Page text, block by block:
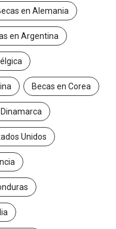
en Alemania
en Argentina
Becas en Corea
Unidos